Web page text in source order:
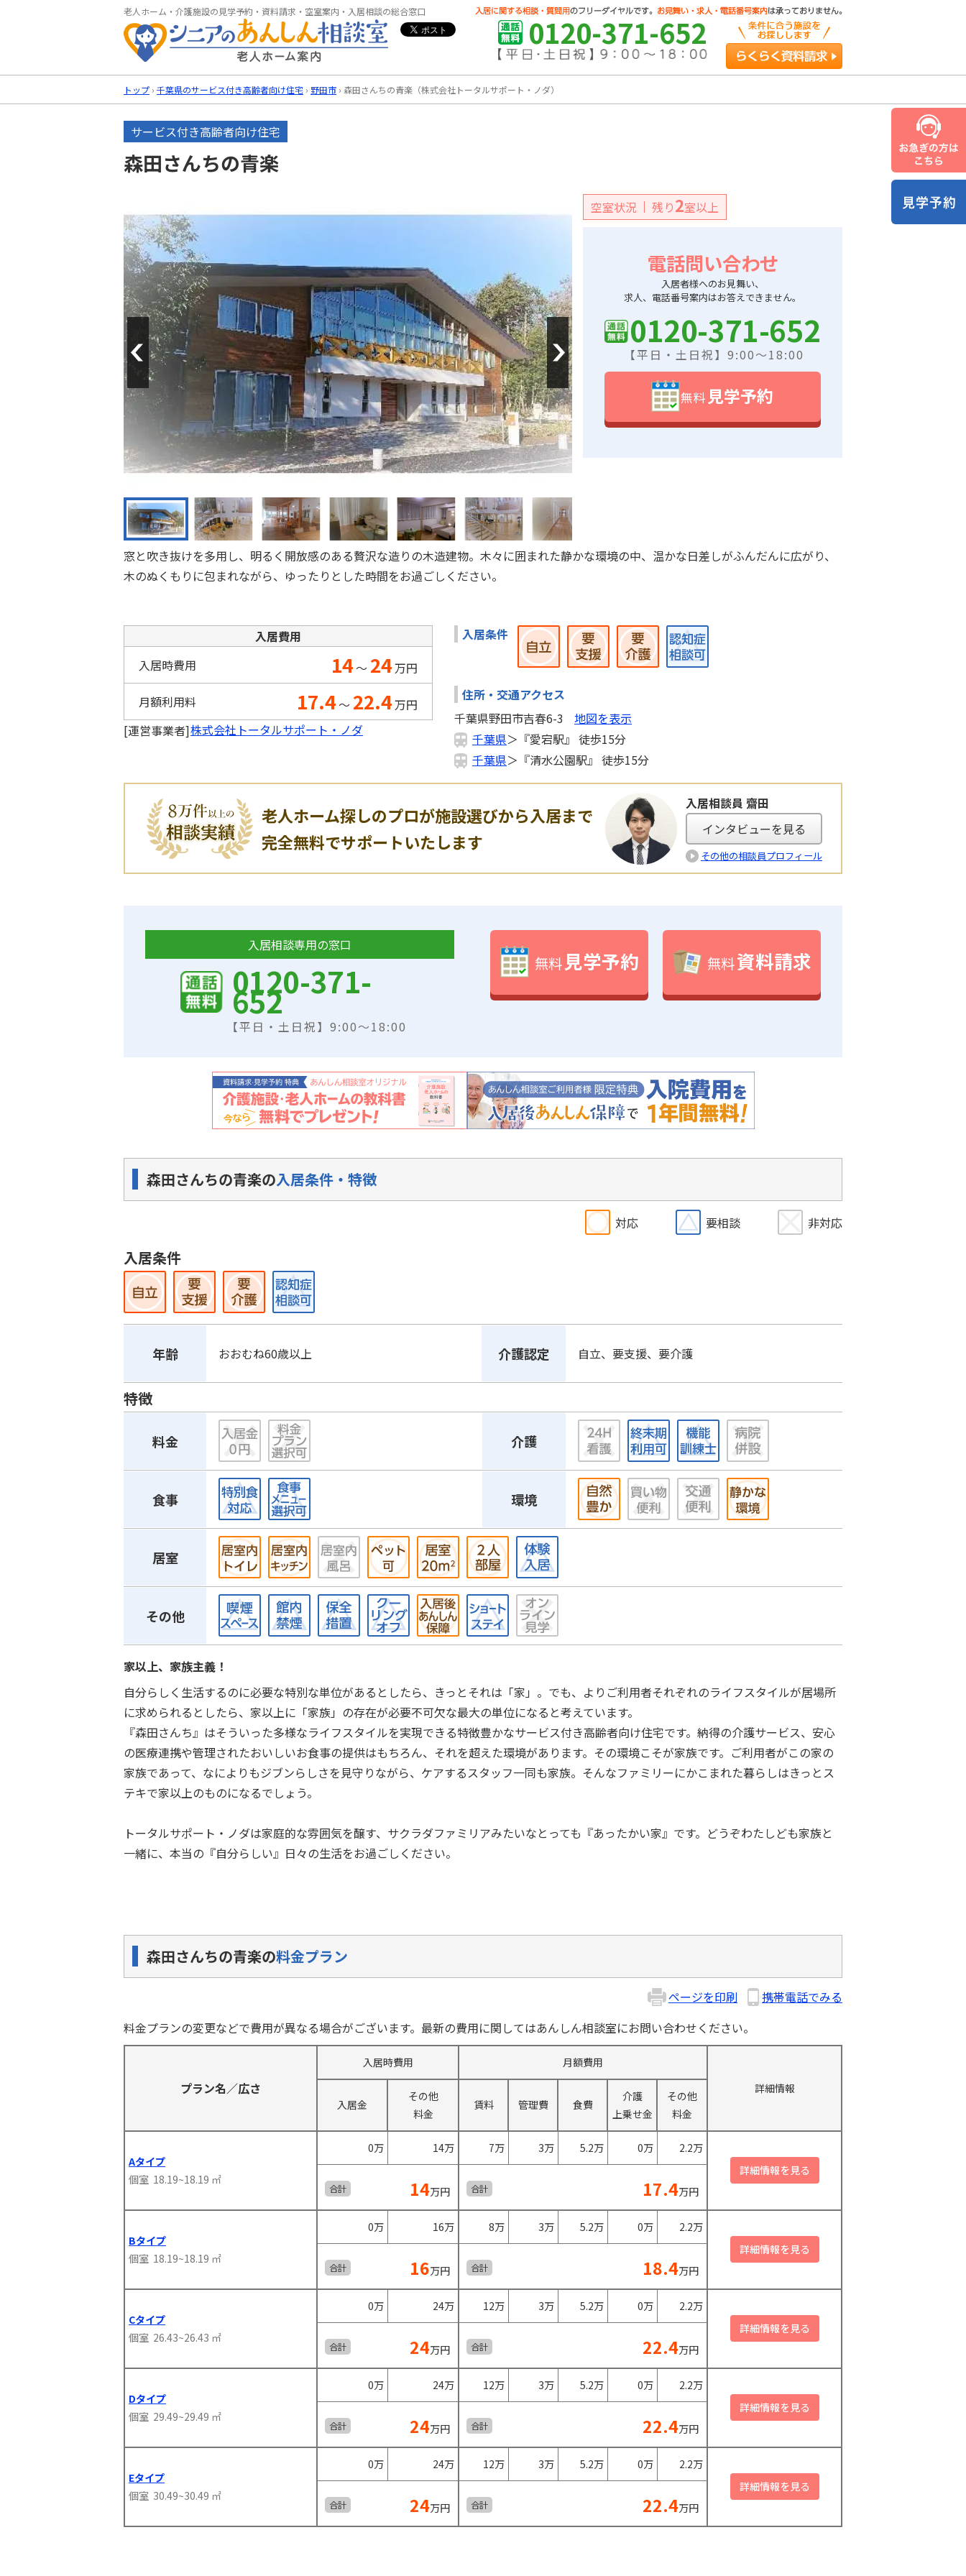
老人ホーム・介護施設の見学予約・資料請求・空室案内・入居相談の総合窓口
0120-371-652
トップ › 千葉県のサービス付き高齢者向け住宅 › 野田市 › 森田さんちの青楽（株式会社トータルサポート・ノダ）
サービス付き高齢者向け住宅
森田さんちの青楽
Previous Next
空室状況 残り2室以上
電話問い合わせ
入居者様へのお見舞い、
求人、電話番号案内はお答えできません。
0120-371-652
【平日・土日祝】9:00～18:00
無料見学予約
窓と吹き抜けを多用し、明るく開放感のある贅沢な造りの木造建物。木々に囲まれた静かな環境の中、温かな日差しがふんだんに広がり、
木のぬくもりに包まれながら、ゆったりとした時間をお過ごしください。
入居費用
入居時費用
14 ～ 24万円
月額利用料
17.4 ～ 22.4万円
[運営事業者]株式会社トータルサポート・ノダ
入居条件
住所・交通アクセス
千葉県野田市吉春6-3
地図を表示
千葉県＞『愛宕駅』 徒歩15分
千葉県＞『清水公園駅』 徒歩15分
老人ホーム探しのプロが施設選びから入居まで
完全無料でサポートいたします
入居相談員 齋田
インタビューを見る
その他の相談員プロフィール
入居相談専用の窓口
0120-371-
652
【平日・土日祝】9:00～18:00
無料 見学予約 無料資料請求
森田さんちの青楽の入居条件・特徴
対応 要相談 非対応
入居条件
年齢 おおむね60歳以上 介護認定 自立、要支援、要介護
特徴
料金 介護
食事 環境
居室
その他
家以上、家族主義！
自分らしく生活するのに必要な特別な単位があるとしたら、きっとそれは「家」。でも、よりご利用者それぞれのライフスタイルが居場所
に求められるとしたら、家以上に「家族」の存在が必要不可欠な最大の単位になると考えています。
『森田さんち』はそういった多様なライフスタイルを実現できる特徴豊かなサービス付き高齢者向け住宅です。納得の介護サービス、安心
の医療連携や管理されたおいしいお食事の提供はもちろん、それを超えた環境があります。その環境こそが家族です。ご利用者がこの家の
家族であって、なによりもジブンらしさを見守りながら、ケアするスタッフ一同も家族。そんなファミリーにかこまれた暮らしはきっとス
テキで家以上のものになるでしょう。
トータルサポート・ノダは家庭的な雰囲気を醸す、サクラダファミリアみたいなとっても『あったかい家』です。どうぞわたしども家族と
一緒に、本当の『自分らしい』日々の生活をお過ごしください。
森田さんちの青楽の料金プラン
ページを印刷
携帯電話でみる
料金プランの変更などで費用が異なる場合がございます。最新の費用に関してはあんしん相談室にお問い合わせください。
プラン名／広さ
入居時費用
月額費用
詳細情報
入居金
その他
料金
賃料 管理費 食費
介護
上乗せ金
その他
料金
Aタイプ
個室 18.19~18.19 ㎡
0万 14万 7万 3万 5.2万 0万 2.2万
合計 14万円 合計 17.4万円
Bタイプ
個室 18.19~18.19 ㎡
0万 16万 8万 3万 5.2万 0万 2.2万
合計 16万円 合計 18.4万円
Cタイプ
個室 26.43~26.43 ㎡
0万 24万 12万 3万 5.2万 0万 2.2万
合計 24万円 合計 22.4万円
Dタイプ
個室 29.49~29.49 ㎡
0万 24万 12万 3万 5.2万 0万 2.2万
合計 24万円 合計 22.4万円
Eタイプ
個室 30.49~30.49 ㎡
0万 24万 12万 3万 5.2万 0万 2.2万
合計 24万円 合計 22.4万円